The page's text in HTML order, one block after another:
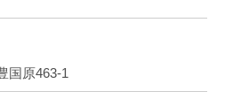
国原463-1